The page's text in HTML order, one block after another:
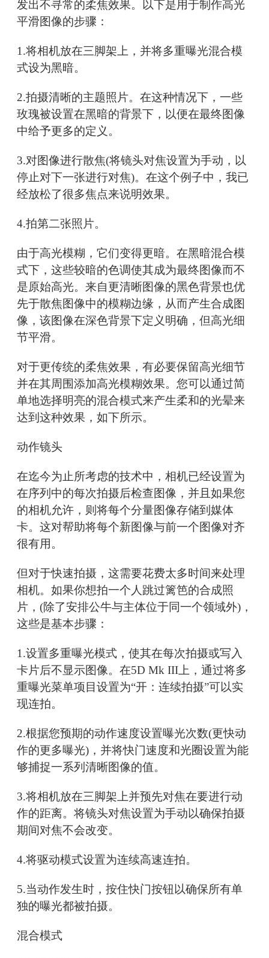
发出不寻常的柔焦效果。以下是用于制作高光
平滑图像的步骤：
1.将相机放在三脚架上，并将多重曝光混合模
式设为黑暗。
2.拍摄清晰的主题照片。在这种情况下，一些
玫瑰被设置在黑暗的背景下，以便在最终图像
中给予更多的定义。
3.对图像进行散焦(将镜头对焦设置为手动，以
停止对下一张进行对焦)。在这个例子中，我已
经放松了很多焦点来说明效果。
4.拍第二张照片。
由于高光模糊，它们变得更暗。在黑暗混合模
式下，这些较暗的色调使其成为最终图像而不
是原始高光。来自更清晰图像的黑色背景也优
先于散焦图像中的模糊边缘，从而产生合成图
像，该图像在深色背景下定义明确，但高光细
节平滑。
对于更传统的柔焦效果，有必要保留高光细节
并在其周围添加高光模糊效果。您可以通过简
单地选择明亮的混合模式来产生柔和的光晕来
达到这种效果，如下所示。
动作镜头
在迄今为止所考虑的技术中，相机已经设置为
在序列中的每次拍摄后检查图像，并且如果您
的相机允许，则将每个分量图像存储到媒体
卡。这对帮助将每个新图像与前一个图像对齐
很有用。
但对于快速拍摄，这需要花费太多时间来处理
相机。如果你想拍一个人跳过篱笆的合成照
片，(除了安排公牛与主体位于同一个领域外)，
这些是基本步骤：
1.设置多重曝光模式，使其在每次拍摄或写入
卡片后不显示图像。在5D Mk III上，通过将多
重曝光菜单项目设置为“开：连续拍摄”可以实
现连拍。
2.根据您预期的动作速度设置曝光次数(更快动
作的更多曝光)，并将快门速度和光圈设置为能
够捕捉一系列清晰图像的值。
3.将相机放在三脚架上并预先对焦在要进行动
作的距离。将镜头对焦设置为手动以确保拍摄
期间对焦不会改变。
4.将驱动模式设置为连续高速连拍。
5.当动作发生时，按住快门按钮以确保所有单
独的曝光都被拍摄。
混合模式